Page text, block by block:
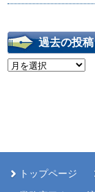
過去の投稿
過
トップページ